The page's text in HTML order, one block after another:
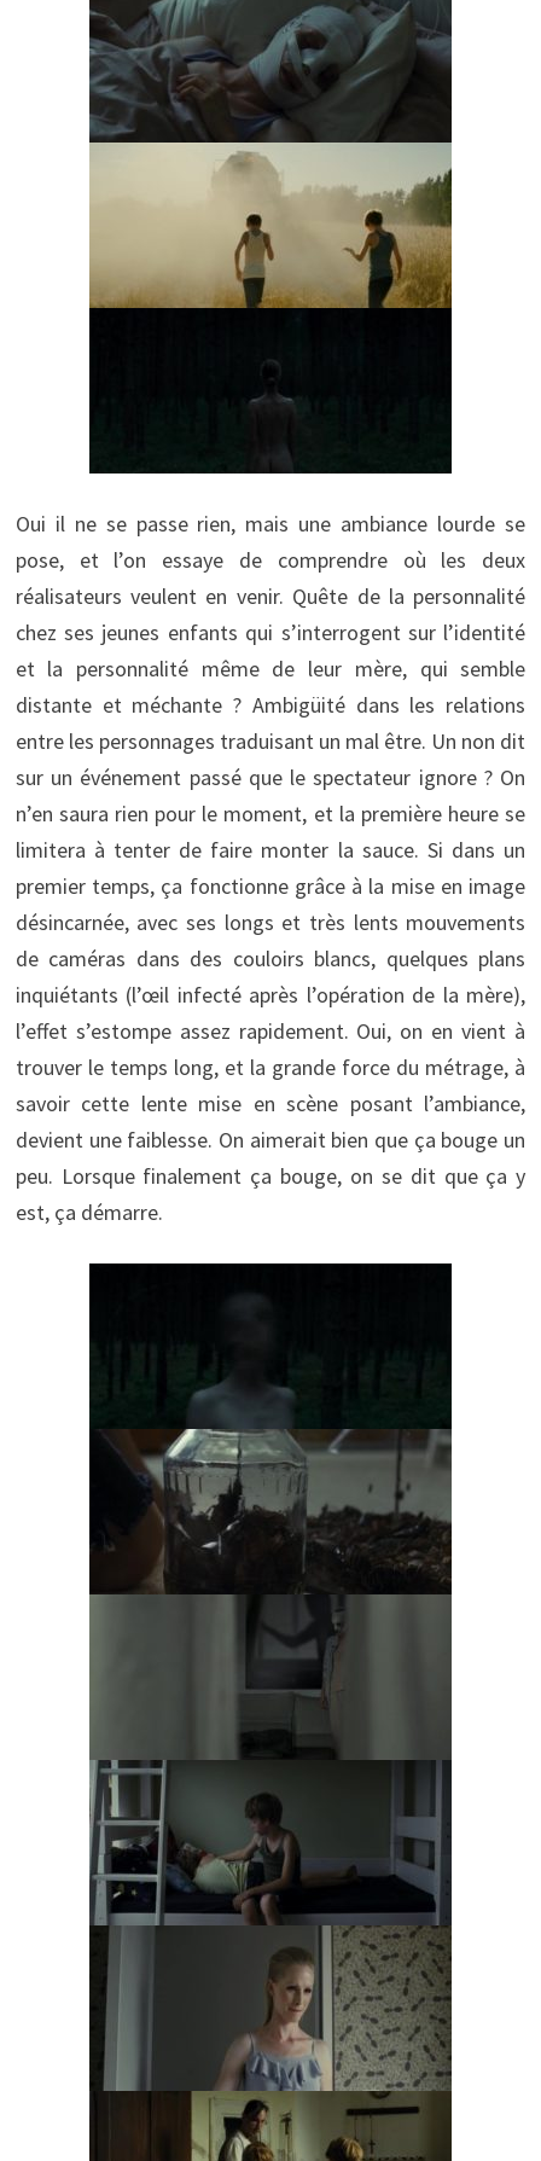
Oui il ne se passe rien, mais une ambiance lourde se
pose, et l’on essaye de comprendre où les deux
réalisateurs veulent en venir. Quête de la personnalité
chez ses jeunes enfants qui s’interrogent sur l’identité
et la personnalité même de leur mère, qui semble
distante et méchante ? Ambigüité dans les relations
entre les personnages traduisant un mal être. Un non dit
sur un événement passé que le spectateur ignore ? On
n’en saura rien pour le moment, et la première heure se
limitera à tenter de faire monter la sauce. Si dans un
premier temps, ça fonctionne grâce à la mise en image
désincarnée, avec ses longs et très lents mouvements
de caméras dans des couloirs blancs, quelques plans
inquiétants (l’œil infecté après l’opération de la mère),
l’effet s’estompe assez rapidement. Oui, on en vient à
trouver le temps long, et la grande force du métrage, à
savoir cette lente mise en scène posant l’ambiance,
devient une faiblesse. On aimerait bien que ça bouge un
peu. Lorsque finalement ça bouge, on se dit que ça y
est, ça démarre.